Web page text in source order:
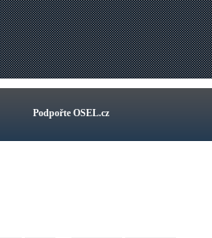
Podpořte OSEL.cz